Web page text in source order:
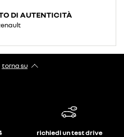
DI AUTENTICITÀ
torna su
richiedi un test drive